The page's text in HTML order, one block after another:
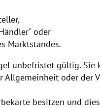
oder
Marktstandes.
unbefristet gültig.
Allgemeinheit oder der
besitzen und